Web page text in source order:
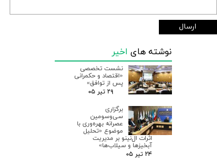
ارسال
نوشته های اخیر
نشست تخصصی
«اقتصاد و حکمرانی
پس از توافق»
۲۹ تیر ۰۵
برگزاری
سی‌وسومین
عصرانه بهره‌وری با
موضوع «تحلیل
اثرات ال‌نینو بر مدیریت
آبخیزها و سیلاب‌ها»
۲۴ تیر ۰۵